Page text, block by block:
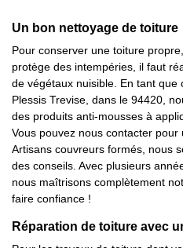
Un bon nettoyage de toiture
Pour conserver une toiture
protège des intempéries, il faut
de végétaux nuisible. En tant
Plessis Trevise, dans le 94420,
des produits anti-mousses à
Vous pouvez nous contacter pour
Artisans couvreurs formés, nous
des conseils. Avec plusieurs
nous maîtrisons complètement
faire confiance !
Réparation de toiture avec